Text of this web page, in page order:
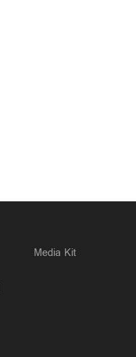
Media Kit